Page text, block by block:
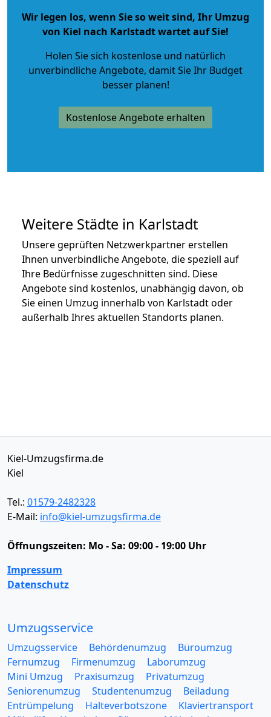
Wir legen los, wenn Sie so weit sind, Ihr Umzug
von Kiel nach Karlstadt wartet auf Sie!
Holen Sie sich kostenlose und natürlich
unverbindliche Angebote, damit Sie Ihr Budget
besser planen!
Kostenlose Angebote erhalten
Weitere Städte in Karlstadt
Unsere geprüften Netzwerkpartner erstellen
Ihnen unverbindliche Angebote, die speziell auf
Ihre Bedürfnisse zugeschnitten sind. Diese
Angebote sind kostenlos, unabhängig davon, ob
Sie einen Umzug innerhalb von Karlstadt oder
außerhalb Ihres aktuellen Standorts planen.
Kiel-Umzugsfirma.de
Kiel
Tel.: 01579-2482328
E-Mail: info@kiel-umzugsfirma.de
Öffnungszeiten: Mo - Sa: 09:00 - 19:00 Uhr
Impressum
Datenschutz
Umzugsservice
Umzugsservice Behördenumzug
Büroumzug
Fernumzug
Firmenumzug
Laborumzug
Mini Umzug
Praxisumzug
Privatumzug
Seniorenumzug
Studentenumzug
Beiladung
Entrümpelung
Halteverbotszone
Klaviertransport